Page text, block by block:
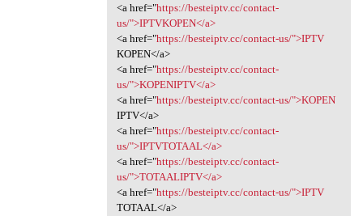
<a href="https://besteiptv.cc/contact-
us/">IPTVKOPEN</a>
<a href="https://besteiptv.cc/contact-us/">IPTV
KOPEN</a>
<a href="https://besteiptv.cc/contact-
us/">KOPENIPTV</a>
<a href="https://besteiptv.cc/contact-us/">KOPEN
IPTV</a>
<a href="https://besteiptv.cc/contact-
us/">IPTVTOTAAL</a>
<a href="https://besteiptv.cc/contact-
us/">TOTAALIPTV</a>
<a href="https://besteiptv.cc/contact-us/">IPTV
TOTAAL</a>